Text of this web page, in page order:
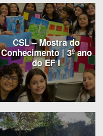
CSL – Mostra do
Conhecimento | 3º ano
do EF I